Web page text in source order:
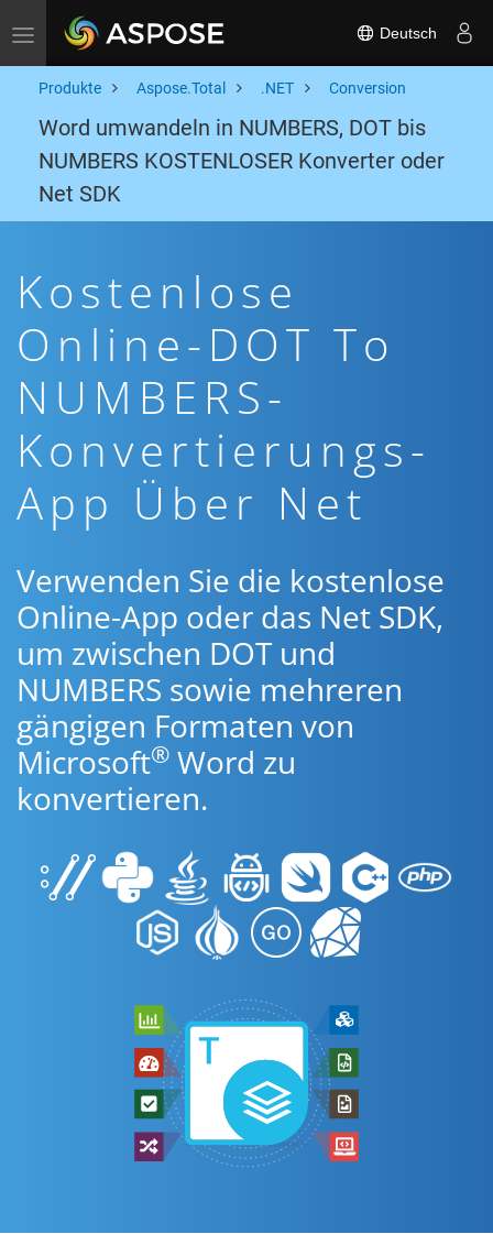
Toggle navigation Deutsch
Produkte Aspose.Total .NET Conversion
Word umwandeln in NUMBERS, DOT bis
NUMBERS KOSTENLOSER Konverter oder
Net SDK
Kostenlose
Online-DOT To
NUMBERS-
Konvertierungs-
App Über Net
Verwenden Sie die kostenlose
Online-App oder das Net SDK,
um zwischen DOT und
NUMBERS sowie mehreren
gängigen Formaten von
Microsoft® Word zu
konvertieren.